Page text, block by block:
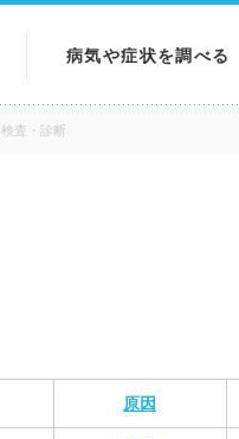
病気や症状を調べる
病気を調べる
検査・診断
原因